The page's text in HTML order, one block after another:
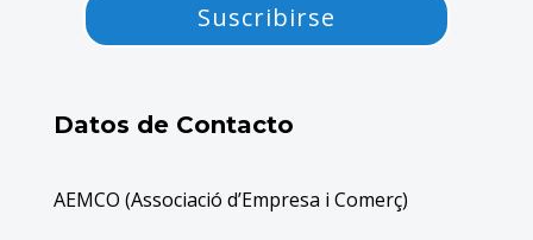
Suscribirse
Datos de Contacto
AEMCO (Associació d’Empresa i Comerç)